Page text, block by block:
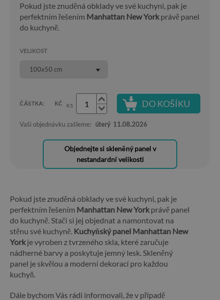
Pokud jste znuděná obklady ve své kuchyni, pak je
perfektním řešením Manhattan New Yorkprávě panel
do kuchyně.
VELIKOST
100x50 cm
ČÁSTKA: KČ KS DO KOŠÍKU
Vaši objednávku zašleme: úterý 11.08.2026
Objednejte si skleněný panel v
nestandardní velikosti
Pokud jste znuděná obklady ve své kuchyni, pak je
perfektním řešením Manhattan New Yorkprávě panel
do kuchyně. Stačí si jej objednat a namontovat na
stěnu své kuchyně. Kuchyňský panel Manhattan New
Yorkje vyroben z tvrzeného skla, které zaručuje
nádherné barvy a poskytuje jemný lesk. Skleněný
panel je skvělou a moderní dekorací pro každou
kuchyň.
Dále bychom Vás rádi informovali, že v případě